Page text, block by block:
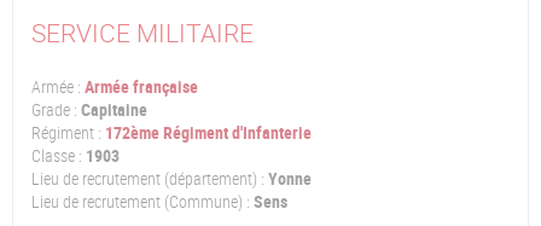
SERVICE MILITAIRE
Armée : Armée française
Grade : Capitaine
Régiment : 172ème Régiment d'Infanterie
Classe : 1903
Lieu de recrutement (département) : Yonne
Lieu de recrutement (Commune) : Sens